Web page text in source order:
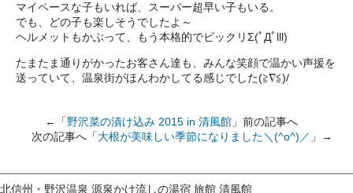
マイペースな子もいれば、スーパー超早い子もいる。
でも、どの子も楽しそうでしたよ～
ヘルメットもかぶって、もう本格的でビックリΣ(ﾟДﾟlll)
たまたま通りがかったお客さん達も、みんな笑顔で温かい声援を
送っていて、温泉街がほんわかしてる感じでした(≧∇≦)/
←「野沢菜の漬け込み 2015 in 清風館」前の記事へ
次の記事へ「大根が美味しい季節になりました＼(^o^)／ 」→
北信州・野沢温泉 源泉かけ流しの湯宿 旅館 清風館